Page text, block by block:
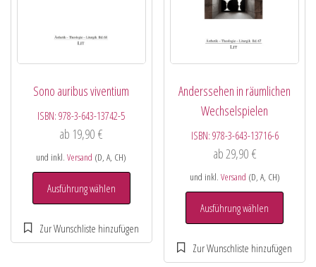
Sono auribus viventium
ISBN:978-3-643-13742-5
ab 19,90€
und inkl.Versand (D, A, CH)
Ausführung wählen
Anderssehen in räumlichen
Wechselspielen
ISBN: 978-3-643-13716-6
ab 29,90 €
und inkl. Versand (D, A, CH)
Ausführung wählen